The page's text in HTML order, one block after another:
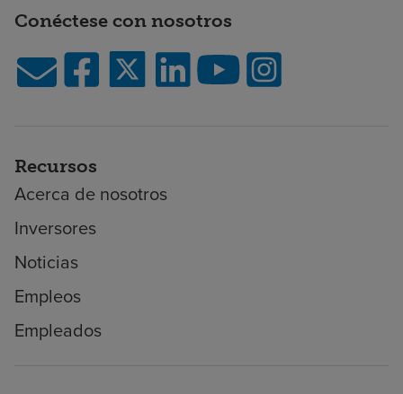
Conéctese con nosotros
Recursos
Acerca de nosotros
Inversores
Noticias
Empleos
Empleados